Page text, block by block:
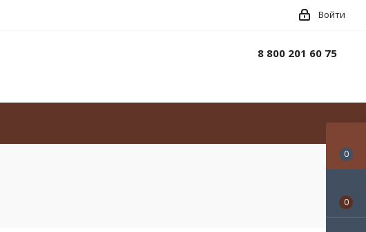
Войти
8 800 201 60 75
0
0